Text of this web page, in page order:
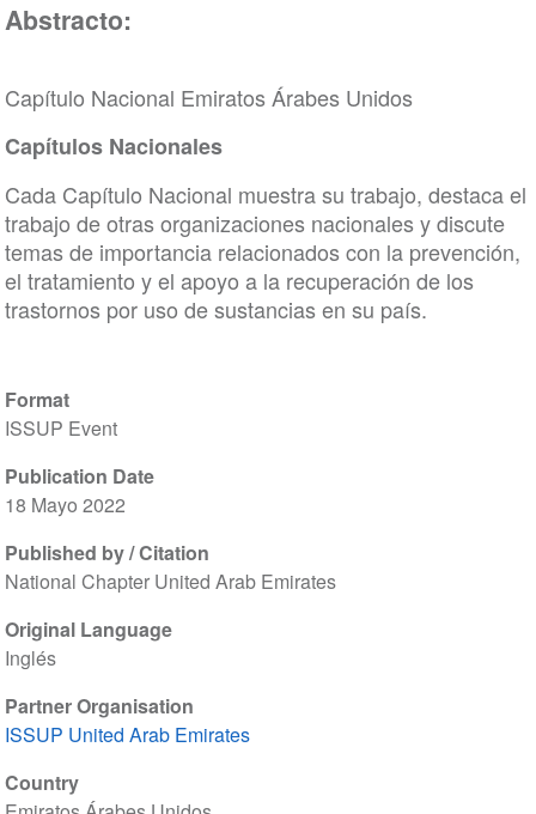
Format
ISSUP Event
Publication Date
18 Mayo 2022
Published by / Citation
National Chapter United Arab Emirates
Original Language
Inglés
Partner Organisation
ISSUP United Arab Emirates
Country
Abstracto:
Capítulo Nacional Emiratos Árabes Unidos
Capítulos Nacionales
Cada Capítulo Nacional muestra su trabajo, destaca el
trabajo de otras organizaciones nacionales y discute
temas de importancia relacionados con la prevención,
el tratamiento y el apoyo a la recuperación de los
trastornos por uso de sustancias en su país.